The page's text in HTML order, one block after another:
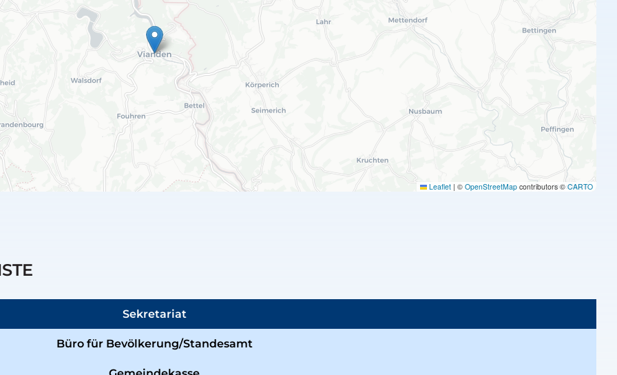
Leaflet | © OpenStreetMap contributors © CARTO
Sekretariat
Büro für Bevölkerung/Standesamt